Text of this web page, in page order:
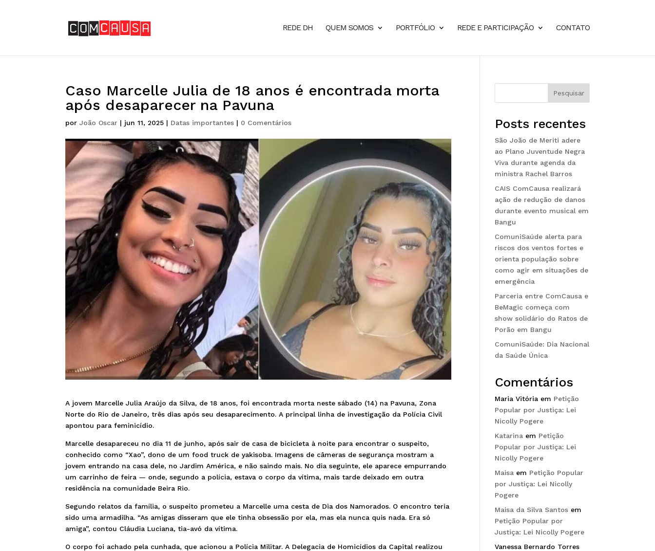
REDE DH QUEM SOMOS PORTFÓLIO REDE E PARTICIPAÇÃO CONTATO
Caso Marcelle Julia de 18 anos é encontrada morta
após desaparecer na Pavuna
porJoão Oscar | jun 11, 2025 | Datas importantes | 0 Comentários
A jovem Marcelle Julia Araújo da Silva, de 18 anos, foi encontrada morta neste sábado (14) na Pavuna, Zona
Norte do Rio de Janeiro, três dias após seu desaparecimento. A principal linha de investigação da Polícia Civil
apontou para feminicídio.
Marcelle desapareceu no dia 11 de junho, após sair de casa de bicicleta à noite para encontrar o suspeito,
conhecido como “Xao”, dono de um food truck de yakisoba. Imagens de câmeras de segurança mostram a
jovem entrando na casa dele, no Jardim América, e não saindo mais. No dia seguinte, ele aparece empurrando
um carrinho de feira — onde, segundo a polícia, estava o corpo da vítima, mais tarde deixado em outra
residência na comunidade Beira Rio.
Segundo relatos da família, o suspeito prometeu a Marcelle uma cesta de Dia dos Namorados. O encontro teria
sido uma armadilha. “As amigas disseram que ele tinha obsessão por ela, mas ela nunca quis nada. Era só
amiga”, contou Cláudia Luciana, tia-avó da vítima.
O corpo foi achado pela cunhada, que acionou a Polícia Militar. A Delegacia de Homicídios da Capital realizou
Pesquisar
Posts recentes
São João de Meriti adere
ao Plano Juventude Negra
Viva durante agenda da
ministra Rachel Barros
CAIS ComCausa realizará
ação de redução de danos
durante evento musical em
Bangu
ComuniSaúde alerta para
riscos dos ventos fortes e
orienta população sobre
como agir em situações de
emergência
Parceria entre ComCausa e
BeMagic começa com
show solidário do Ratos de
Porão em Bangu
ComuniSaúde: Dia Nacional
da Saúde Única
Comentários
Maria Vitória em Petição
Popular por Justiça: Lei
Nicolly Pogere
Katarina em Petição
Popular por Justiça: Lei
Nicolly Pogere
Maisa em Petição Popular
por Justiça: Lei Nicolly
Pogere
Maisa da Silva Santos em
Petição Popular por
Justiça: Lei Nicolly Pogere
Vanessa Bernardo Torres